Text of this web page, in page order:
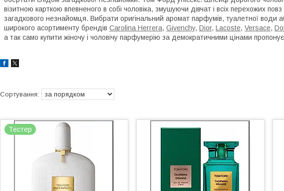
візитною карткою впевненого в собі чоловіка, змушуючи дівчат і всіх перехожих
загадкового незнайомця. Вибрати оригінальний аромат парфумів, туалетної води
широкого асортименту брендів Carolina Herrera, Givenchy, Dior, Lacoste, Versace,
а так само купити жіночу і чоловічу парфумерію за демократичними цінами
Тестер